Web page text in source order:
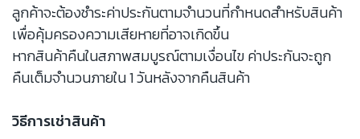
ลูกค้าจะต้องชำระค่าประกันตามจำนวนที่กำหนดสำหรับสินค้า
เพื่อคุ้มครองความเสียหายที่อาจเกิดขึ้น
หากสินค้าคืนในสภาพสมบูรณ์ตามเงื่อนไข ค่าประกันจะถูก
คืนเต็มจำนวนภายใน 1 วันหลังจากคืนสินค้า
วิธีการเช่าสินค้า